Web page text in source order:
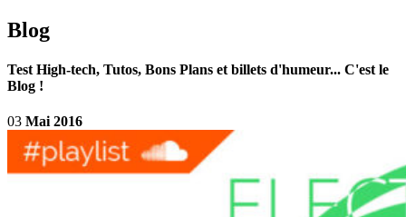
Blog
Test High-tech, Tutos, Bons Plans et billets d'humeur... C'est le
Blog !
03 Mai 2016